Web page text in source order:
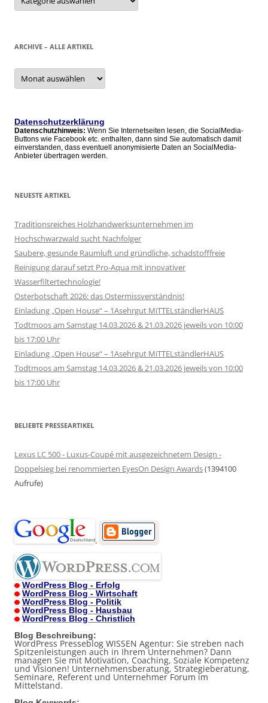
ARCHIVE – ALLE ARTIKEL
Archive
alle
Datenschutzerklärung
Datenschutzhinweis: Wenn Sie Internetseiten lesen, die SocialMedia-
Buttons wie Facebook etc. enthalten, dann sind Sie automatisch damit
einverstanden, dass eventuell anonymisierte Daten an SocialMedia-
Anbieter übertragen werden.
NEUESTE ARTIKEL
Traditionsreiches Holzhandwerksunternehmen im
Hochschwarzwald sucht Nachfolger
Saubere, gesunde Raumluft und gründliche, schadstofffreie
Reinigung darauf setzt Pro-Aqua mit innovativer
Wasserfiltertechnologie!
Osterbotschaft 2026: das Ostermissverständnis!
Einladung „Open House“ – 1Asehrgut MiTTELständlerHAUS
Todtmoos am Samstag 14.03.2026 & 21.03.2026 jeweils von 10:00
bis 17:00 Uhr
Einladung „Open House“ – 1Asehrgut MiTTELständlerHAUS
Todtmoos am Samstag 14.03.2026 & 21.03.2026 jeweils von 10:00
bis 17:00 Uhr
BELIEBTE PRESSEARTIKEL
Lexus LC 500 - Luxus-Coupé mit ausgezeichnetem Design -
Doppelsieg bei renommierten EyesOn Design Awards(1394100
Aufrufe)
.
WordPress Blog - Erfolg
WordPress Blog - Wirtschaft
WordPress Blog - Politik
WordPress Blog - Hausbau
WordPress Blog - Christlich
Blog Beschreibung:
WordPress Presseblog WISSEN Agentur: Sie streben nach
Spitzenleistungen auch in Ihrem Unternehmen? Dann
managen Sie mit Motivation, Coaching, Soziale Kompetenz
und Visionen! Unternehmensberatung, Strategieberatung,
Seminare, Referent und Unternehmer Forum im
Mittelstand.